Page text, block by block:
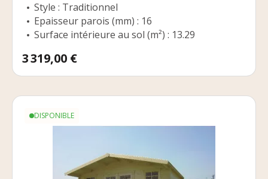
Style : Traditionnel
Epaisseur parois (mm) : 16
Surface intérieure au sol (m²) : 13.29
Prix
3 319,00 €
DISPONIBLE